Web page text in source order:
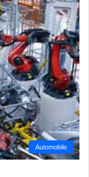
Automobile